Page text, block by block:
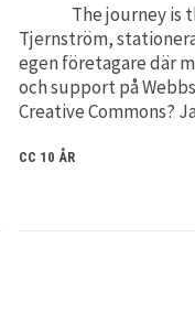
The journey is the
Tjernström,
egen företagare där
och support på
Creative Commons?
CC 10 ÅR